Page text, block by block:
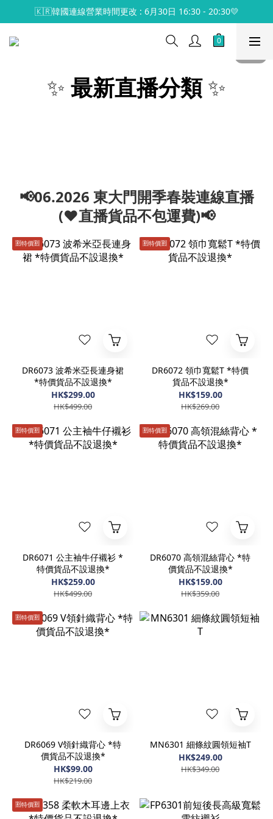
🇰🇷韓國連線營業時間更改 : 6月30日 16:30 - 20:30💛
✨ 最新直播分類✨
📢06.2026 東大門開季春裝連線直播
(♥️直播貨品不包運費)📢
🈹️特價🈹️
DR6073 波希米亞長連身裙
*特價貨品不設退換*
HK$299.00
HK$499.00
🈹️特價🈹️
DR6072 領巾寬鬆T *特價
貨品不設退換*
HK$159.00
HK$269.00
🈹️特價🈹️
DR6071 公主袖牛仔襯衫 *
特價貨品不設退換*
HK$259.00
HK$499.00
🈹️特價🈹️
DR6070 高領混絲背心 *特
價貨品不設退換*
HK$159.00
HK$359.00
🈹️特價🈹️
DR6069 V領針織背心 *特
價貨品不設退換*
HK$99.00
HK$219.00
MN6301 細條紋圓領短袖T
HK$249.00
HK$349.00
🈹️特價🈹️